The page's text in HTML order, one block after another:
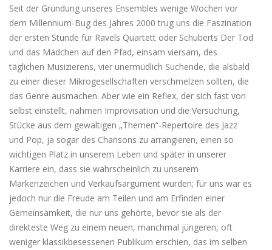
Seit der Gründung unseres Ensembles wenige Wochen vor
dem Millennium-Bug des Jahres 2000 trug uns die Faszination
der ersten Stunde für Ravels Quartett oder Schuberts Der Tod
und das Mädchen auf den Pfad, einsam viersam, des
täglichen Musizierens, vier unermüdlich Suchende, die alsbald
zu einer dieser Mikrogesellschaften verschmelzen sollten, die
das Genre ausmachen. Aber wie ein Reflex, der sich fast von
selbst einstellt, nahmen Improvisation und die Versuchung,
Stücke aus dem gewaltigen „Themen“-Repertoire des Jazz
und Pop, ja sogar des Chansons zu arrangieren, einen so
wichtigen Platz in unserem Leben und später in unserer
Karriere ein, dass sie wahrscheinlich zu unserem
Markenzeichen und Verkaufsargument wurden; für uns war es
jedoch nur die Freude am Teilen und am Erfinden einer
Gemeinsamkeit, die nur uns gehörte, bevor sie als der
direkteste Weg zu einem neuen, manchmal jüngeren, oft
weniger klassikbesessenen Publikum erschien, das im selben